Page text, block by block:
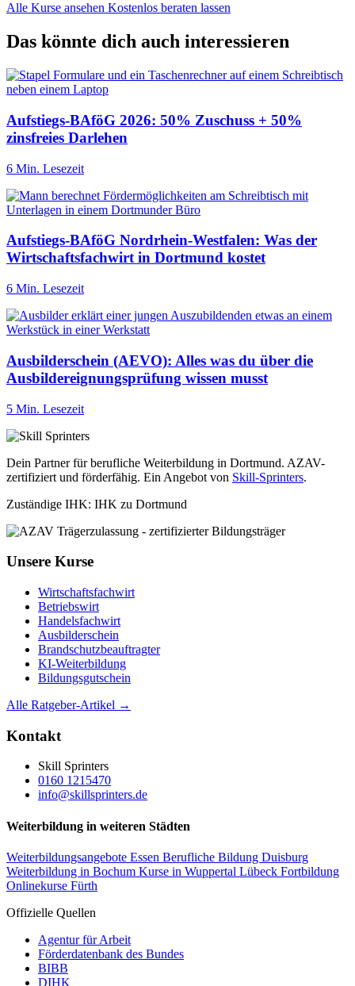
Alle Kurse ansehen Kostenlos beraten lassen
Das könnte dich auch interessieren
Aufstiegs-BAföG 2026: 50% Zuschuss + 50%
zinsfreies Darlehen
6 Min. Lesezeit
Aufstiegs-BAföG Nordrhein-Westfalen: Was der
Wirtschaftsfachwirt in Dortmund kostet
6 Min. Lesezeit
Ausbilderschein (AEVO): Alles was du über die
Ausbildereignungsprüfung wissen musst
5 Min. Lesezeit
Dein Partner für berufliche Weiterbildung in Dortmund. AZAV-
zertifiziert und förderfähig. Ein Angebot von Skill-Sprinters.
Zuständige IHK: IHK zu Dortmund
Unsere Kurse
Wirtschaftsfachwirt
Betriebswirt
Handelsfachwirt
Ausbilderschein
Brandschutzbeauftragter
KI-Weiterbildung
Bildungsgutschein
Alle Ratgeber-Artikel →
Kontakt
Skill Sprinters
0160 1215470
info@skillsprinters.de
Weiterbildung in weiteren Städten
Weiterbildungsangebote Essen Berufliche Bildung Duisburg
Weiterbildung in Bochum Kurse in Wuppertal Lübeck Fortbildung
Onlinekurse Fürth
Offizielle Quellen
Agentur für Arbeit
Förderdatenbank des Bundes
BIBB
DIHK